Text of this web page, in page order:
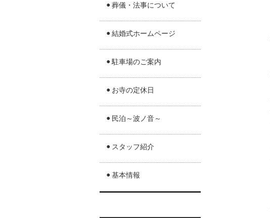
葬儀・法事について
結婚式ホームページ
駐車場のご案内
お寺の定休日
民泊～波ノ音～
スタッフ紹介
基本情報